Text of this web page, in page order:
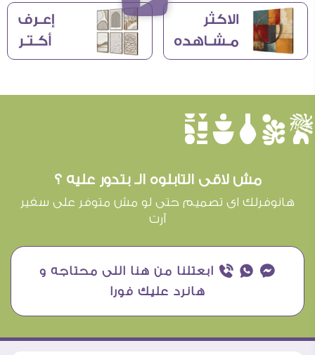
èûôçê
مش لاقى التابلوه الـ بتدور عليه ؟
هانوفرلك اى تصميم حتى لو مش متوفر على سفير
آرت
¥ ₧ ƒ ابعتلنا من هنا اللى محتاجه و
هانرد عليك فورا